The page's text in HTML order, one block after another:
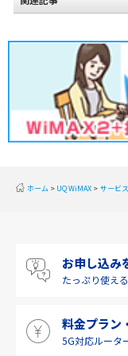
甲信越
北陸
九州・沖縄
ホーム UQ WiMAX サービ
お申し込み
たっぷり使える
料金プラン
5G対応ルータ